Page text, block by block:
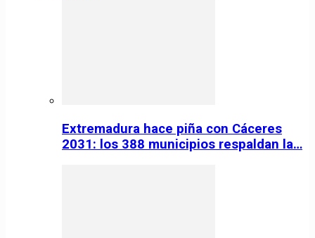
Extremadura hace piña con Cáceres
2031: los 388 municipios respaldan la…